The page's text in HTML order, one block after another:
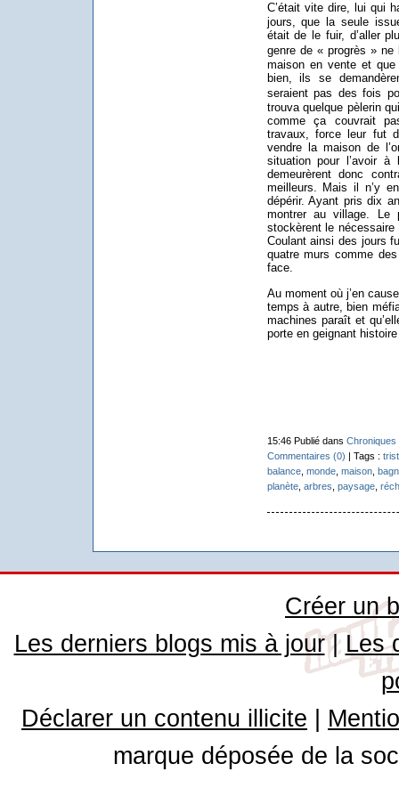
C’était vite dire, lui qui
jours, que la seule
était de le fuir, d’aller
genre de « progrès »
maison en vente et
bien, ils se
seraient pas des fois
trouva quelque pèlerin
comme ça couvrait
travaux, force leur fut
vendre la maison de
situation pour l’avoir
demeurèrent donc
meilleurs. Mais il n’y
dépérir. Ayant pris dix
montrer au village. Le
stockèrent le
Coulant ainsi des jours
quatre murs comme
face.
Au moment où j’en
temps à autre, bien
machines paraît et
porte en geignant histoire
15:46 Publié dans Chroniques
Commentaires (0) | Tags :
balance, monde, maison,
planète, arbres, paysage,
Créer un
Les derniers blogs mis à jour| Les
Déclarer un contenu illicite
marque déposée de la